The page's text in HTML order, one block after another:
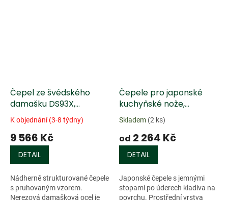
Čepel ze švédského
damašku DS93X,
pruhový vzor
K objednání (3-8 týdny)
9 566 Kč
DETAIL
Nádherně strukturované čepele
s pruhovaným vzorem.
Nerezová damašková ocel je
Čepele pro japonské
kuchyňské nože,
trojvrstvé.
Skladem (2 ks)
od 2 264 Kč
DETAIL
Japonské čepele s jemnými
stopami po úderech kladiva na
povrchu. Prostřední vrstva